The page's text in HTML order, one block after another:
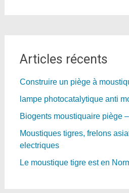
Articles récents
Construire un piège à
lampe photocatalytique anti
Biogents moustiquaire piège
Moustiques tigres, frelons
electriques
Le moustique tigre est en